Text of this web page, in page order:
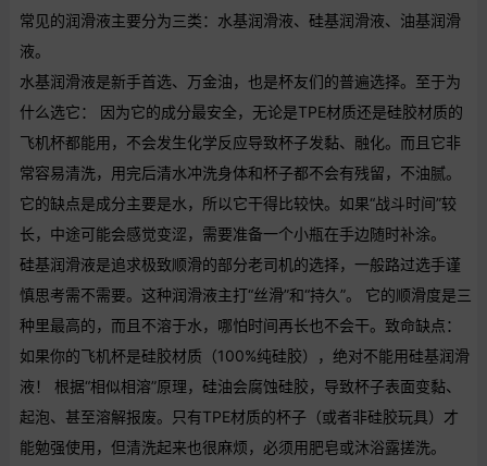
常见的润滑液主要分为三类：水基润滑液、硅基润滑液、油基润滑
液。
水基润滑液是新手首选、万金油，也是杯友们的普遍选择。至于为
什么选它： 因为它的成分最安全，无论是TPE材质还是硅胶材质的
飞机杯都能用，不会发生化学反应导致杯子发黏、融化。而且它非
常容易清洗，用完后清水冲洗身体和杯子都不会有残留，不油腻。
它的缺点是成分主要是水，所以它干得比较快。如果“战斗时间”较
长，中途可能会感觉变涩，需要准备一个小瓶在手边随时补涂。
硅基润滑液是追求极致顺滑的部分老司机的选择，一般路过选手谨
慎思考需不需要。这种润滑液主打“丝滑”和“持久”。 它的顺滑度是三
种里最高的，而且不溶于水，哪怕时间再长也不会干。致命缺点：
如果你的飞机杯是硅胶材质（100%纯硅胶），绝对不能用硅基润滑
液！ 根据“相似相溶”原理，硅油会腐蚀硅胶，导致杯子表面变黏、
起泡、甚至溶解报废。只有TPE材质的杯子（或者非硅胶玩具）才
能勉强使用，但清洗起来也很麻烦，必须用肥皂或沐浴露搓洗。